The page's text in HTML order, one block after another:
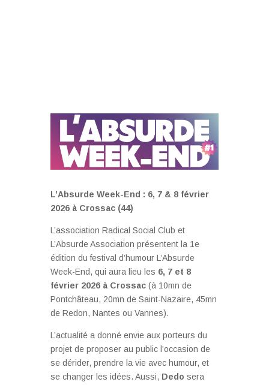
L’Absurde Week-End : 6, 7 & 8 février
2026 à Crossac (44)
L’association Radical Social Club et
L’Absurde Association présentent la 1e
édition du festival d’humour L’Absurde
Week-End, qui aura lieu les 6, 7 et 8
février 2026 à Crossac (à 10mn de
Pontchâteau, 20mn de Saint-Nazaire, 45mn
de Redon, Nantes ou Vannes).
L’actualité a donné envie aux porteurs du
projet de proposer au public l’occasion de
se dérider, prendre la vie avec humour, et
se changer les idées. Aussi, Dedo sera